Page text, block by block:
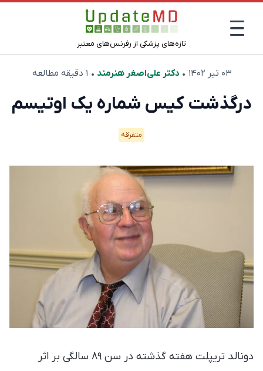
تازه‌های پزشکی از رفرنس‌های معتبر
۰۳ تیر ۱۴۰۲ •دکتر علی‌اصغر هنرمند • ۱ دقیقه مطالعه
درگذشت کیس شماره یک اوتیسم
متفرقه
دونالد تریپلت هفته گذشته در سن ۸۹ سالگی بر اثر